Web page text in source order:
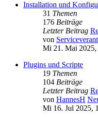
Installation und
31 Themen
176 Beiträge
Letzter Beitrag
von
Mi 21. Mai 2025,
Plugins und Scripte
19 Themen
104 Beiträge
Letzter Beitrag
von HannesH
Mi 16. Jul 2025,